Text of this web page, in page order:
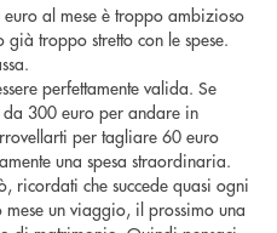
al mese è troppo ambizioso
troppo stretto con le spese.
perfettamente valida. Se
da 300 euro per andare in
per tagliare 60 euro
una spesa straordinaria.
ricordati che succede quasi ogni
mese un viaggio, il prossimo una